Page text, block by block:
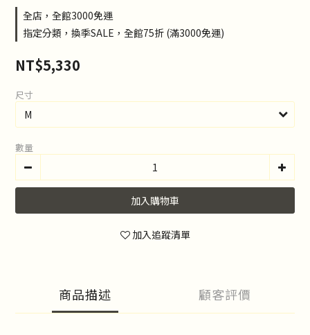
全店，全館3000免運
指定分類，換季SALE，全館75折 (滿3000免運)
NT$5,330
尺寸
數量
加入購物車
加入追蹤清單
商品描述 顧客評價